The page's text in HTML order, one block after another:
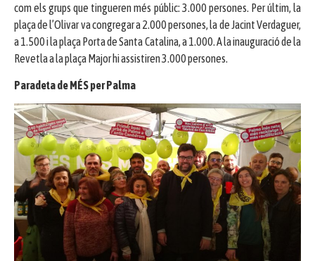
com els grups que tingueren més públic: 3.000 persones. Per últim, la
plaça de l’Olivar va congregar a 2.000 persones, la de Jacint Verdaguer,
a 1.500 i la plaça Porta de Santa Catalina, a 1.000. A la inauguració de la
Revetla a la plaça Major hi assistiren 3.000 persones.
Paradeta de MÉS per Palma